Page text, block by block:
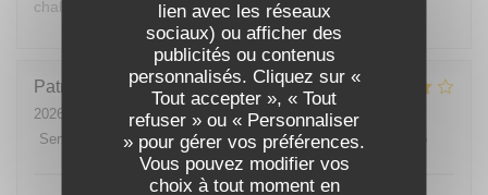
lien avec les réseaux
sociaux) ou afficher des
publicités ou contenus
personnalisés. Cliquez sur «
Tout accepter », « Tout
refuser » ou « Personnaliser
» pour gérer vos préférences.
Vous pouvez modifier vos
choix à tout moment en
chaleureux.
Patrick
2026-07-24
- 12:00 - Couverts 1
Service
Ambiance: 4/5 Cuisine: 4/5 Qualité / Prix /5